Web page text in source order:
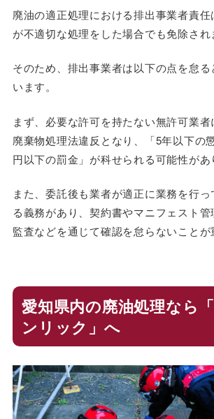
廃油の適正処理における排出事業者責
が不適切な処理をした場合でも免除され
そのため、排出事業者は以下の点を怠
います。
まず、必要な許可を持たない無許可業者
廃棄物処理法違反となり、「5年以下の
円以下の罰金」が科せられる可能性があ
また、委託後も業者が適正に業務を行
る義務があり、契約書やマニフェスト
監査などを通じて確認を怠らないことが
愛知県内の廃油処理なら
ンリック」へ